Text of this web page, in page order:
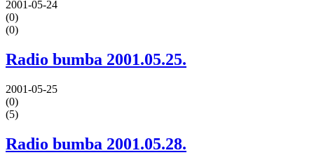
2001-05-24
(0)
(0)
Radio bumba 2001.05.25.
2001-05-25
(0)
(5)
Radio bumba 2001.05.28.